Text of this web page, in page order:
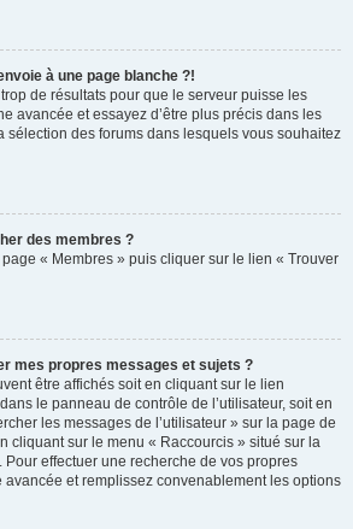
à une page blanche ?!
de résultats pour que le serveur puisse les
avancée et essayez d’être plus précis dans les
sélection des forums dans lesquels vous souhaitez
des membres ?
« Membres » puis cliquer sur le lien « Trouver
mes propres messages et sujets ?
être affichés soit en cliquant sur le lien
le panneau de contrôle de l’utilisateur, soit en
les messages de l’utilisateur » sur la page de
cliquant sur le menu « Raccourcis » situé sur la
effectuer une recherche de vos propres
avancée et remplissez convenablement les options